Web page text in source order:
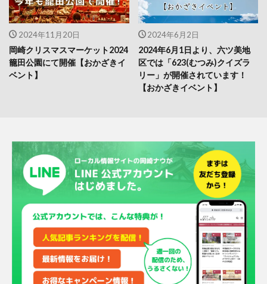
2024年11月20日
岡崎クリスマスマーケット2024
籠田公園にて開催【おかざきイ
ベント】
2024年6月2日
2024年6月1日より、六ツ美地
区では「623(むつみ)クイズラ
リー」が開催されています！
【おかざきイベント】